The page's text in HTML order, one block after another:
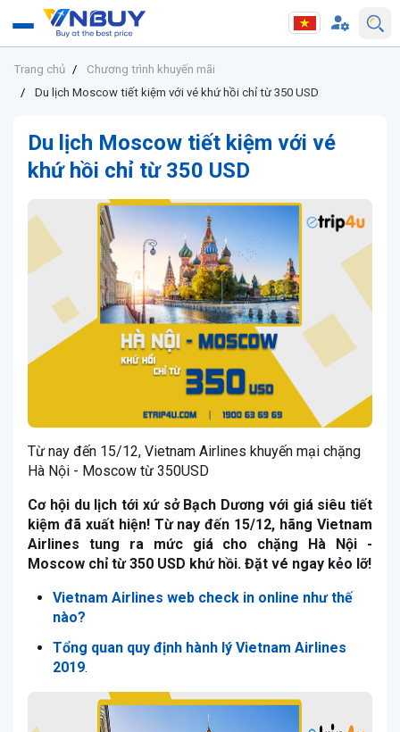
Trang chủ
Chương trình khuyến mãi
Du lịch Moscow tiết kiệm với vé khứ hồi chỉ từ 350 USD
Du lịch Moscow tiết kiệm với vé
khứ hồi chỉ từ 350 USD
Từ nay đến 15/12, Vietnam Airlines khuyến mại chặng
Hà Nội - Moscow từ 350USD
Cơ hội du lịch tới xứ sở Bạch Dương với giá siêu tiết
kiệm đã xuất hiện! Từ nay đến 15/12, hãng Vietnam
Airlines tung ra mức giá cho chặng Hà Nội -
Moscow chỉ từ 350 USD khứ hồi. Đặt vé ngay kẻo lỡ!
Vietnam Airlines web check in online như thế
nào?
Tổng quan quy định hành lý Vietnam Airlines
2019.